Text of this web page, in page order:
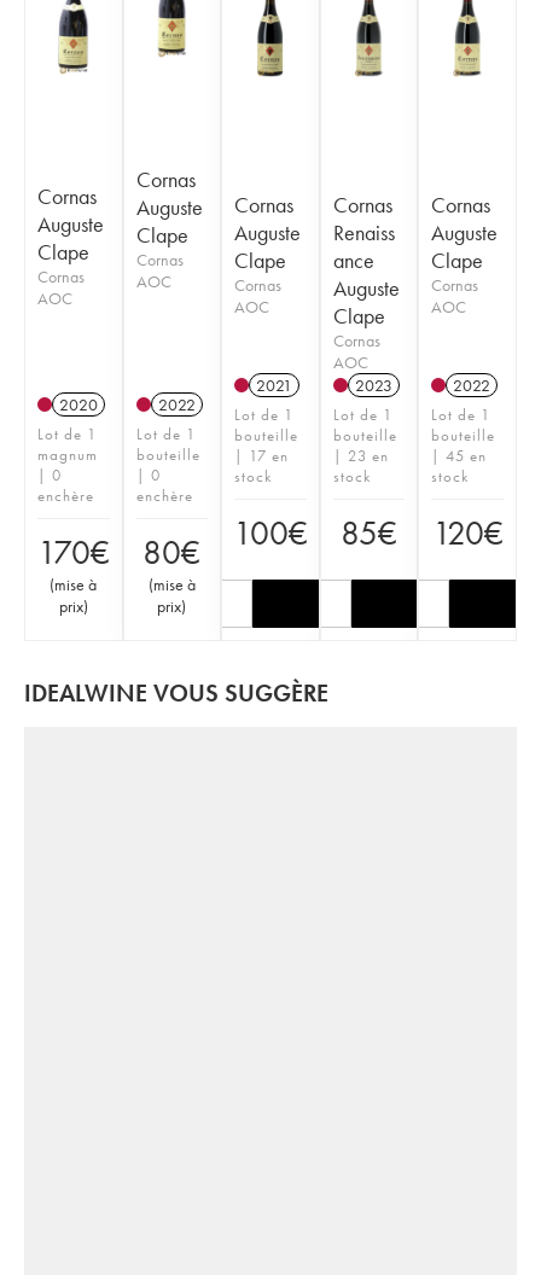
Cornas
Auguste
Clape
Cornas
AOC
2020
Lot de 1
magnum
| 0
enchère
170€
(mise à
prix)
Cornas
Auguste
Clape
Cornas
AOC
2022
Lot de 1
bouteille
| 0
enchère
80€
(mise à
prix)
Cornas
Auguste
Clape
Cornas
AOC
2021
Lot de 1
bouteille
| 17 en
stock
100€
Cornas
Renaiss
ance
Auguste
Clape
Cornas
AOC
2023
Lot de 1
bouteille
| 23 en
stock
85€
Cornas
Auguste
Clape
Cornas
AOC
2022
Lot de 1
bouteille
| 45 en
stock
120€
IDEALWINE VOUS SUGGÈRE